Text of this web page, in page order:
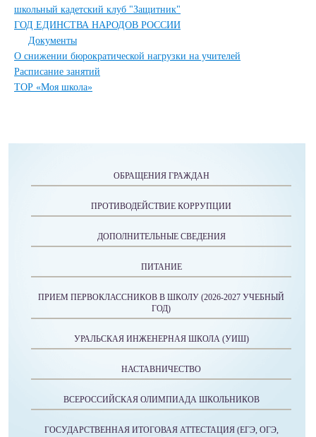
школьный кадетский клуб "Защитник"
ГОД ЕДИНСТВА НАРОДОВ РОССИИ
Документы
О снижении бюрократической нагрузки на учителей
Расписание занятий
ТОР «Моя школа»
ОБРАЩЕНИЯ ГРАЖДАН
ПРОТИВОДЕЙСТВИЕ КОРРУПЦИИ
ДОПОЛНИТЕЛЬНЫЕ СВЕДЕНИЯ
ПИТАНИЕ
ПРИЕМ ПЕРВОКЛАССНИКОВ В ШКОЛУ (2026-2027 УЧЕБНЫЙ
ГОД)
УРАЛЬСКАЯ ИНЖЕНЕРНАЯ ШКОЛА (УИШ)
НАСТАВНИЧЕСТВО
ВСЕРОССИЙСКАЯ ОЛИМПИАДА ШКОЛЬНИКОВ
ГОСУДАРСТВЕННАЯ ИТОГОВАЯ АТТЕСТАЦИЯ (ЕГЭ, ОГЭ,